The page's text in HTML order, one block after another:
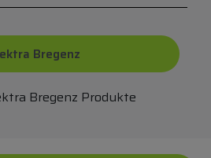
Bregenz
Bregenz Produkte